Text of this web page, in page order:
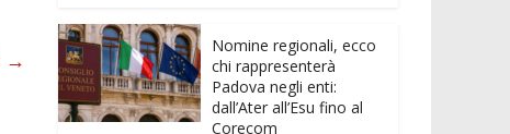
→
Nomine regionali, ecco
chi rappresenterà
Padova negli enti:
dall’Ater all’Esu fino al
Corecom